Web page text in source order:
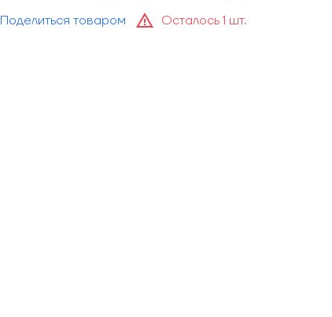
Поделиться товаром
Осталось 1 шт.